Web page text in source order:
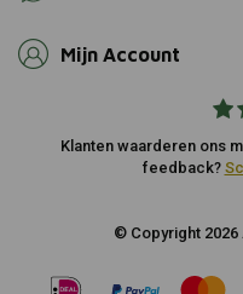
Mijn Account
Klanten waarderen ons
feedback?
© Copyright